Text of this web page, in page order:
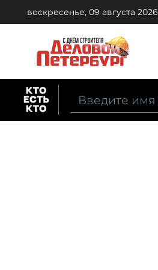
воскресенье, 09 августа 2026